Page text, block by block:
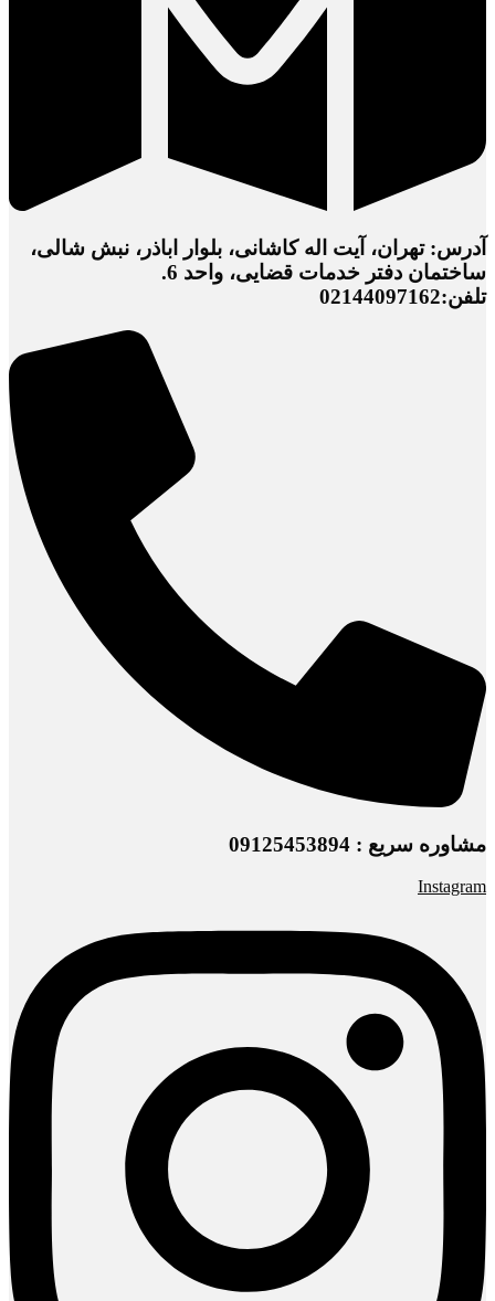
آدرس: تهران، آیت اله کاشانی، بلوار اباذر، نبش شالی،
ساختمان دفتر خدمات قضایی، واحد 6.
تلفن:02144097162
مشاوره سریع : 09125453894
Instagram